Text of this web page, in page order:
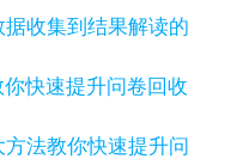
收集到结果解读的
法教你快速提升问